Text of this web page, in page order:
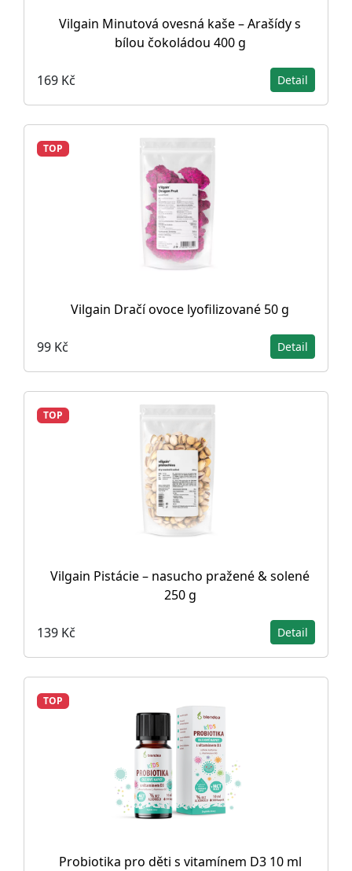
Vilgain Minutová ovesná kaše – Arašídy s
bílou čokoládou 400 g
169 Kč Detail
TOP
Vilgain Dračí ovoce lyofilizované 50 g
99 Kč Detail
TOP
Vilgain Pistácie – nasucho pražené & solené
250 g
139 Kč Detail
TOP
Probiotika pro děti s vitamínem D3 10 ml